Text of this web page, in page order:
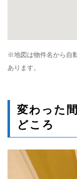
※地図は物件名から自
あります。
変わった
どころ